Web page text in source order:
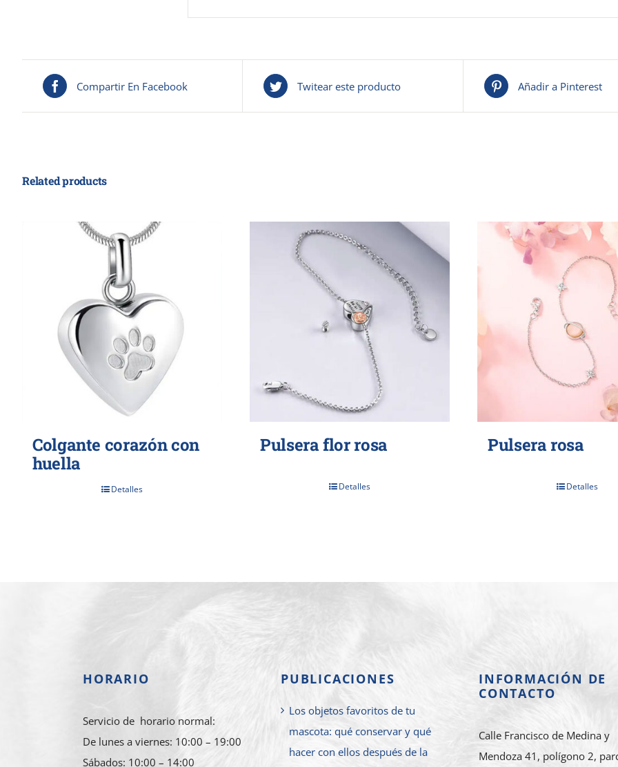
Compartir En Facebook Twitear este producto Añadir a Pinterest
Related products
Colgante corazón con
huella
Detalles
Pulsera flor rosa
Detalles
Pulsera rosa
Detalles
HORARIO
Servicio de horario normal:
De lunes a viernes: 10:00 – 19:00
Sábados: 10:00 – 14:00
PUBLICACIONES
Los objetos favoritos de tu
mascota: qué conservar y qué
hacer con ellos después de la
INFORMACIÓN DE
CONTACTO
Calle Francisco de Medina y
Mendoza 41, polígono 2,